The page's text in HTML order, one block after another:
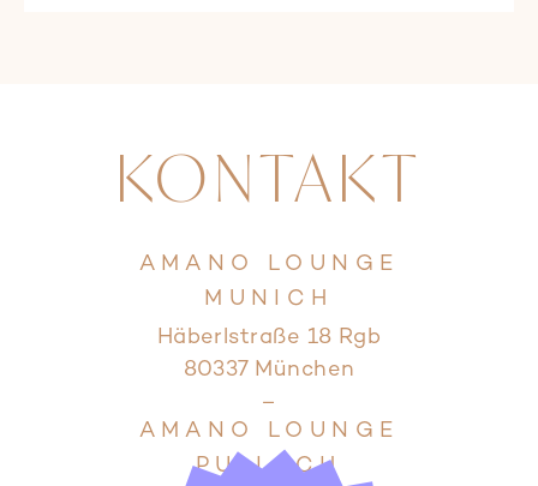
KONTAKT
AMANO LOUNGE
MUNICH
Häberlstraße 18 Rgb
80337 München
–
AMANO LOUNGE
PULLACH
P
o
p
u
p
s
c
h
lie
ß
e
n